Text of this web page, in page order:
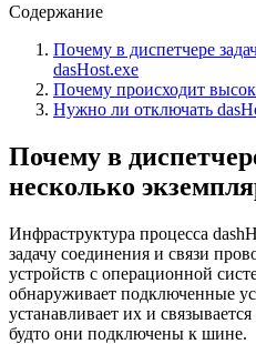
Содержание
Почему в диспетчере
dasHost.exe
Почему происходит
Нужно ли отключать
Почему в
несколько
Инфраструктура процесса
задачу соединения и связи
устройств с операционной
обнаруживает подключенные
устанавливает их и
будто они подключены к шине.